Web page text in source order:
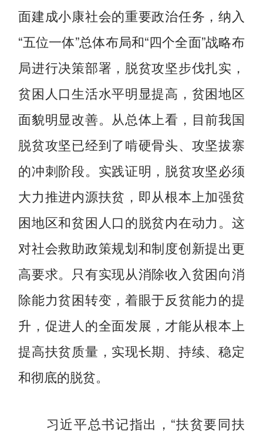
面建成小康社会的重要政治任务，纳入
“五位一体”总体布局和“四个全面”战略布
局进行决策部署，脱贫攻坚步伐扎实，
贫困人口生活水平明显提高，贫困地区
面貌明显改善。从总体上看，目前我国
脱贫攻坚已经到了啃硬骨头、攻坚拔寨
的冲刺阶段。实践证明，脱贫攻坚必须
大力推进内源扶贫，即从根本上加强贫
困地区和贫困人口的脱贫内在动力。这
对社会救助政策规划和制度创新提出更
高要求。只有实现从消除收入贫困向消
除能力贫困转变，着眼于反贫能力的提
升，促进人的全面发展，才能从根本上
提高扶贫质量，实现长期、持续、稳定
和彻底的脱贫。
习近平总书记指出，“扶贫要同扶